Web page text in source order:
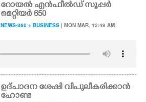
റോയൽ എൻഫീൽഡ് സൂപ്പർ
മെറ്റിയർ 650
NEWS-360 > BUSINESS | MON MAR, 12:48 AM
ഉദ്പാദന ശേഷി വിപുലീകരിക്കാൻ
ഹോണ്ട